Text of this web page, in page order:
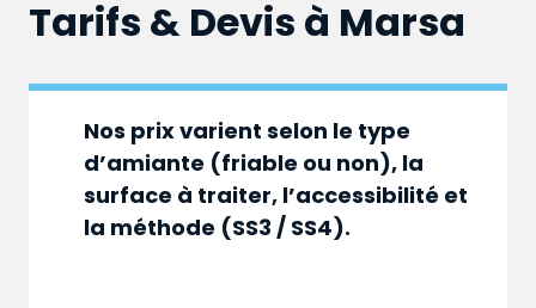
Tarifs & Devis à Marsa
Nos prix varient selon le type
d’amiante (friable ou non), la
surface à traiter, l’accessibilité et
la méthode (SS3 / SS4).